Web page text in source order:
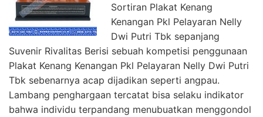
Sortiran Plakat Kenang
Kenangan Pkl Pelayaran Nelly
Dwi Putri Tbk sepanjang
Suvenir Rivalitas Berisi sebuah kompetisi penggunaan
Plakat Kenang Kenangan Pkl Pelayaran Nelly Dwi Putri
Tbk sebenarnya acap dijadikan seperti angpau.
Lambang penghargaan tercatat bisa selaku indikator
bahwa individu terpandang menubuatkan menggondol